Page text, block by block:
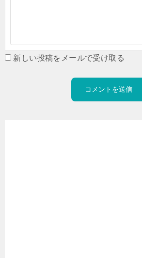
新しい投稿をメールで受け取る